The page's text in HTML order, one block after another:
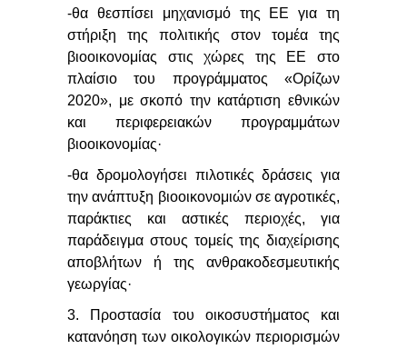
-θα θεσπίσει μηχανισμό της ΕΕ για τη
στήριξη της πολιτικής στον τομέα της
βιοοικονομίας στις χώρες της ΕΕ στο
πλαίσιο του προγράμματος «Ορίζων
2020», με σκοπό την κατάρτιση εθνικών
και περιφερειακών προγραμμάτων
βιοοικονομίας·
-θα δρομολογήσει πιλοτικές δράσεις για
την ανάπτυξη βιοοικονομιών σε αγροτικές,
παράκτιες και αστικές περιοχές, για
παράδειγμα στους τομείς της διαχείρισης
αποβλήτων ή της ανθρακοδεσμευτικής
γεωργίας·
3. Προστασία του οικοσυστήματος και
κατανόηση των οικολογικών περιορισμών